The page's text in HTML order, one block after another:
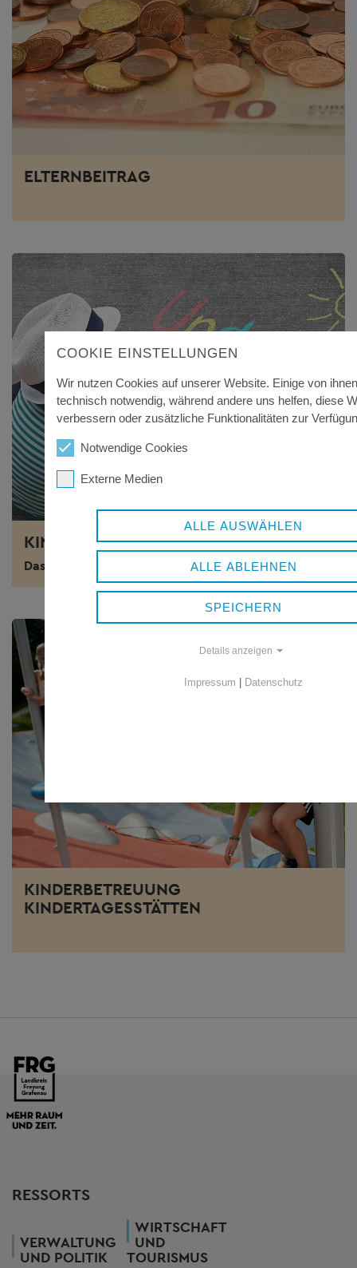
ELTERNBEITRAG
KINDER UND JUGEND
Das Jugendamt und seine Aufgaben
KINDERBETREUUNG
KINDERTAGESSTÄTTEN
RESSORTS
VERWALTUNG
UND POLITIK
WIRTSCHAFT
UND
TOURISMUS
COOKIE EINSTELLUNGEN
Wir nutzen Cookies auf unserer Website. Einige von
technisch notwendig, während andere uns helfen, diese
verbessern oder zusätzliche Funktionalitäten zur
Notwendige Cookies
Externe Medien
ALLE AUSWÄHLEN
ALLE ABLEHNEN
SPEICHERN
Details anzeigen
Impressum Datenschutz